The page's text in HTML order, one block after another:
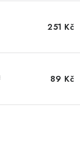
251 Kč
89 Kč